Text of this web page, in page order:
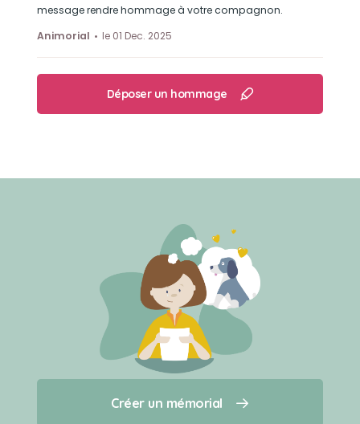
Créer un mémorial
Qui sommes-nous ?
message rendre hommage à votre compagnon.
Animorial
le 01 Dec. 2025
Déposer un hommage
Créer un mémorial